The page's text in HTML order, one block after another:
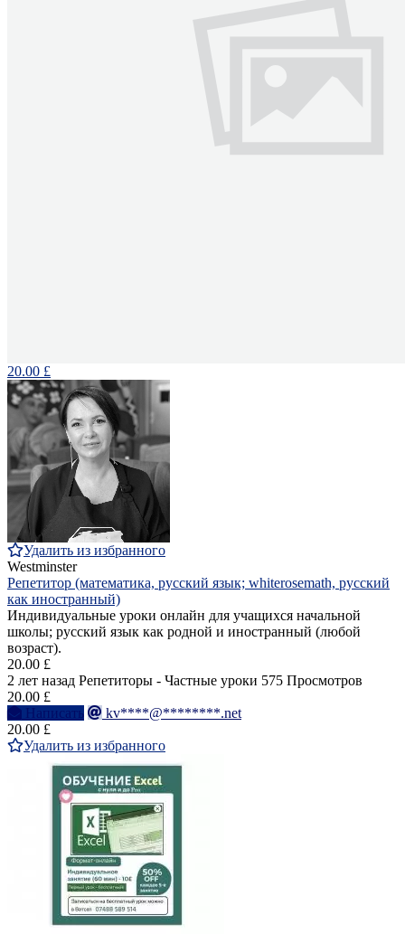
20.00 £
Удалить из избранного
Westminster
Репетитор (математика, русский язык; whiterosemath, русский
как иностранный)
Индивидуальные уроки онлайн для учащихся начальной
школы; русский язык как родной и иностранный (любой
возраст).
20.00 £
2 лет назад Репетиторы - Частные уроки 575 Просмотров
20.00 £
Написать
kv****@********.net
20.00 £
Удалить из избранного